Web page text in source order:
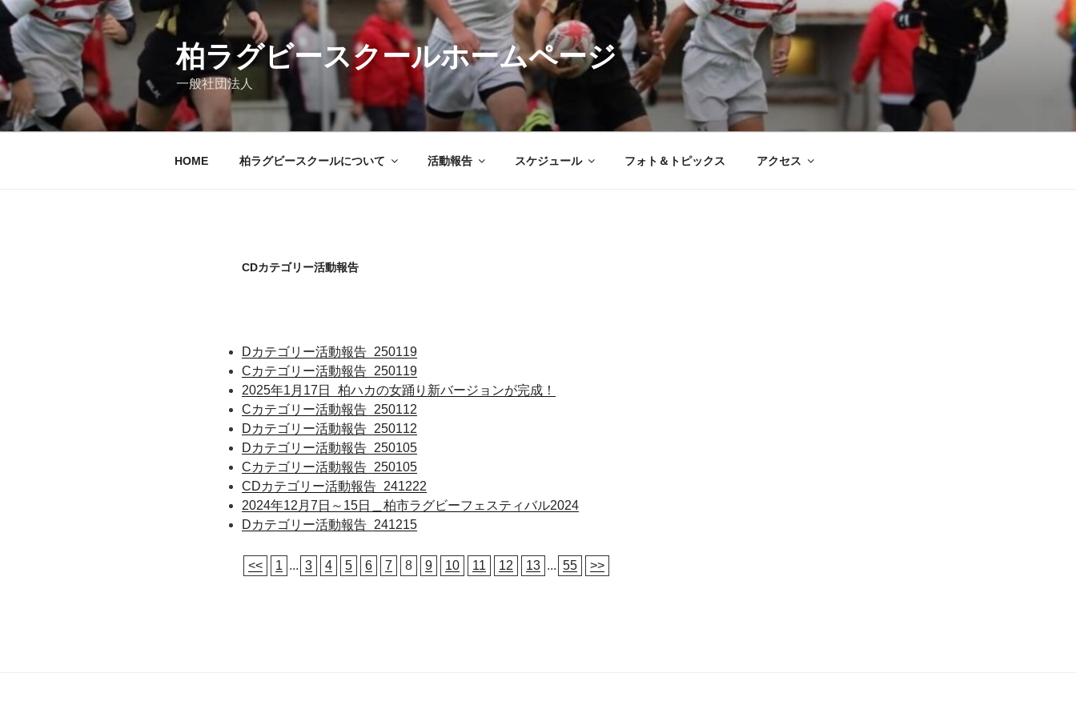
コ
ン
テ
ツ
へ
ス
柏ラグビースクールホームページ
一般社団法人
HOME 柏ラグビースクールについて 活動報告 スケジュール フォト＆トピックス アクセス
CDカテゴリー活動報告
Dカテゴリー活動報告_250119
Cカテゴリー活動報告_250119
2025年1月17日_柏ハカの女踊り新バージョンが完成！
Cカテゴリー活動報告_250112
Dカテゴリー活動報告_250112
Dカテゴリー活動報告_250105
Cカテゴリー活動報告_250105
CDカテゴリー活動報告_241222
2024年12月7日～15日＿柏市ラグビーフェスティバル2024
Dカテゴリー活動報告_241215
<< 1 ... 3 4 5 6 7 8 9 10 11 12 13 ... 55 >>